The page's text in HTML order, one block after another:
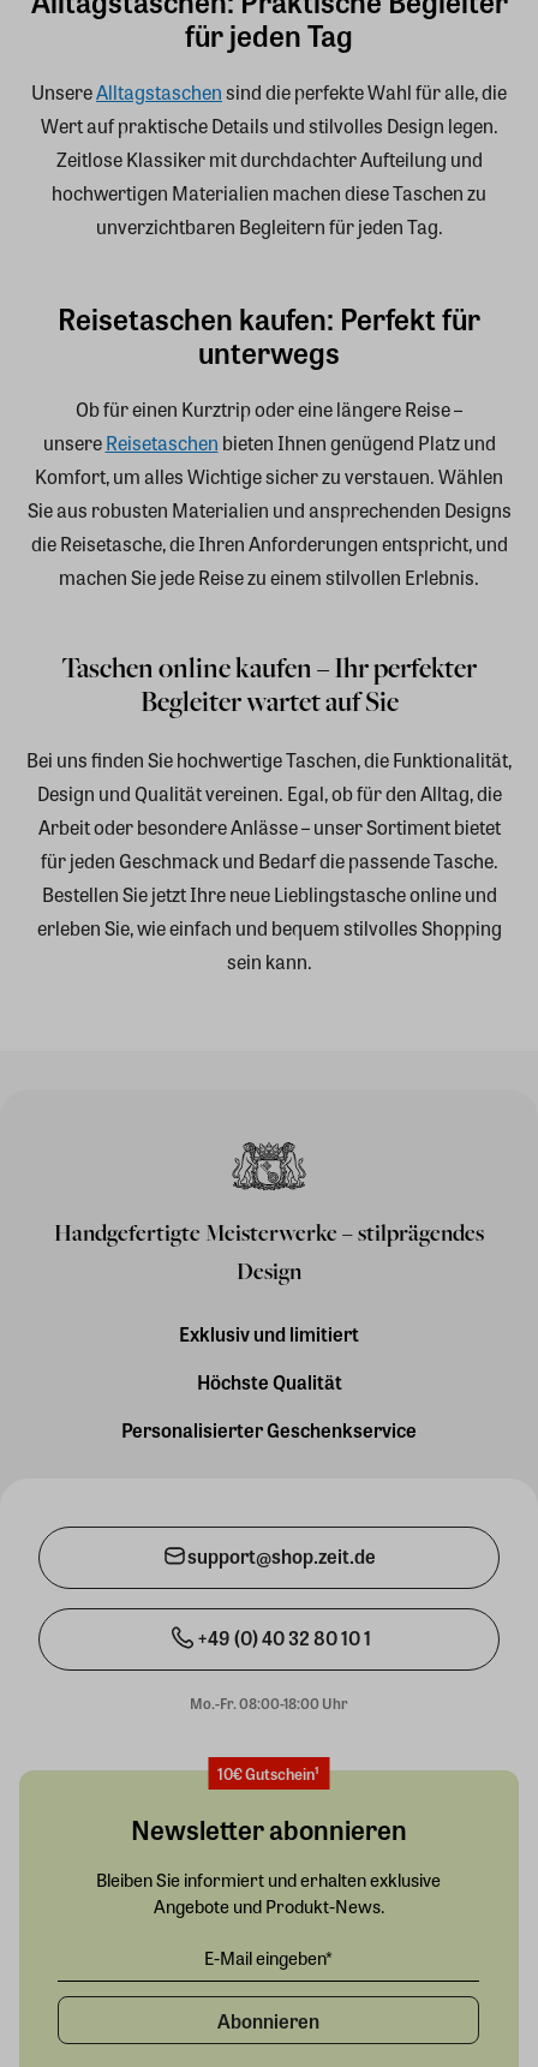
für jeden Tag
UnsereAlltagstaschensind die perfekte Wahl für alle, die
Wert auf praktische Details und stilvolles Design legen.
Zeitlose Klassiker mit durchdachter Aufteilung und
hochwertigen Materialien machen diese Taschen zu
unverzichtbaren Begleitern für jeden Tag.
Reisetaschen kaufen: Perfekt für
unterwegs
Ob für einen Kurztrip oder eine längere Reise –
unsereReisetaschen bieten Ihnen genügend Platz und
Komfort, um alles Wichtige sicher zu verstauen. Wählen
Sie aus robusten Materialien und ansprechenden Designs
die Reisetasche, die Ihren Anforderungen entspricht, und
machen Sie jede Reise zu einem stilvollen Erlebnis.
Taschen online kaufen – Ihr perfekter
Begleiter wartet auf Sie
Bei uns finden Sie hochwertige Taschen, die Funktionalität,
Design und Qualität vereinen. Egal, ob für den Alltag, die
Arbeit oder besondere Anlässe – unser Sortiment bietet
für jeden Geschmack und Bedarf die passende Tasche.
Bestellen Sie jetzt Ihre neue Lieblingstasche online und
erleben Sie, wie einfach und bequem stilvolles Shopping
sein kann.
Handgefertigte Meisterwerke – stilprägendes
Design
Exklusiv und limitiert
Höchste Qualität
Personalisierter Geschenkservice
support@shop.zeit.de
+49 (0) 40 32 80 10 1
Mo.-Fr. 08:00-18:00 Uhr
10€ Gutschein¹
Newsletter abonnieren
Bleiben Sie informiert und erhalten exklusive
Angebote und Produkt-News.
Abonnieren